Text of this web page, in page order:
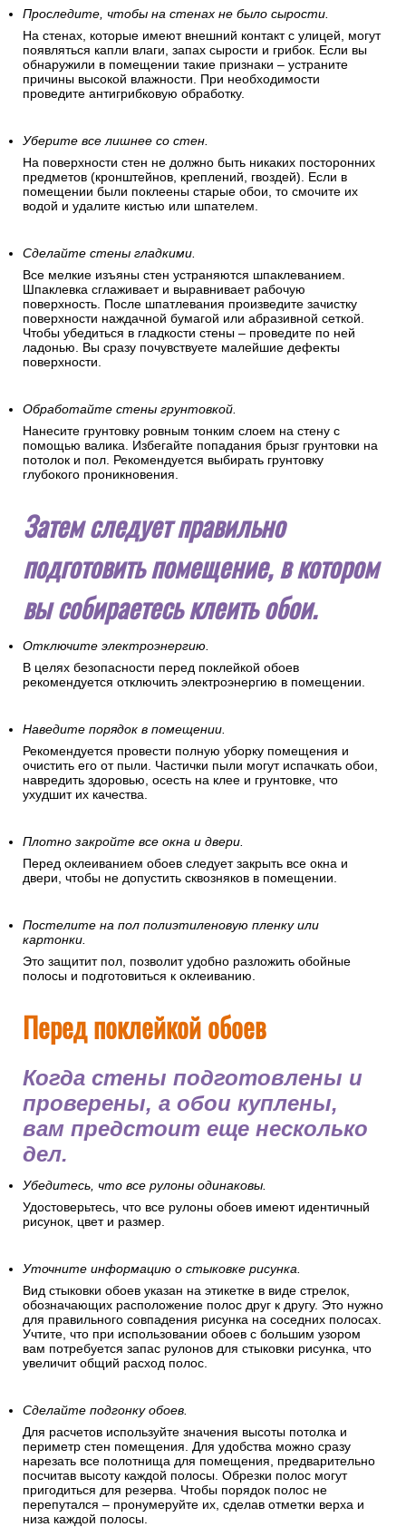
Проследите, чтобы на стенах не было сырости.
На стенах, которые имеют внешний контакт с улицей, могут
появляться капли влаги, запах сырости и грибок. Если вы
обнаружили в помещении такие признаки – устраните
причины высокой влажности. При необходимости
проведите антигрибковую обработку.
Уберите все лишнее со стен.
На поверхности стен не должно быть никаких посторонних
предметов (кронштейнов, креплений, гвоздей). Если в
помещении были поклеены старые обои, то смочите их
водой и удалите кистью или шпателем.
Сделайте стены гладкими.
Все мелкие изъяны стен устраняются шпаклеванием.
Шпаклевка сглаживает и выравнивает рабочую
поверхность. После шпатлевания произведите зачистку
поверхности наждачной бумагой или абразивной сеткой.
Чтобы убедиться в гладкости стены – проведите по ней
ладонью. Вы сразу почувствуете малейшие дефекты
поверхности.
Обработайте стены грунтовкой.
Нанесите грунтовку ровным тонким слоем на стену с
помощью валика. Избегайте попадания брызг грунтовки на
потолок и пол. Рекомендуется выбирать грунтовку
глубокого проникновения.
Затем следует правильно
подготовить помещение, в котором
вы собираетесь клеить обои.
Отключите электроэнергию.
В целях безопасности перед поклейкой обоев
рекомендуется отключить электроэнергию в помещении.
Наведите порядок в помещении.
Рекомендуется провести полную уборку помещения и
очистить его от пыли. Частички пыли могут испачкать обои,
навредить здоровью, осесть на клее и грунтовке, что
ухудшит их качества.
Плотно закройте все окна и двери.
Перед оклеиванием обоев следует закрыть все окна и
двери, чтобы не допустить сквозняков в помещении.
Постелите на пол полиэтиленовую пленку или
картонки.
Это защитит пол, позволит удобно разложить обойные
полосы и подготовиться к оклеиванию.
Перед поклейкой обоев
Когда стены подготовлены и
проверены, а обои куплены,
вам предстоит еще несколько
дел.
Убедитесь, что все рулоны одинаковы.
Удостоверьтесь, что все рулоны обоев имеют идентичный
рисунок, цвет и размер.
Уточните информацию о стыковке рисунка.
Вид стыковки обоев указан на этикетке в виде стрелок,
обозначающих расположение полос друг к другу. Это нужно
для правильного совпадения рисунка на соседних полосах.
Учтите, что при использовании обоев с большим узором
вам потребуется запас рулонов для стыковки рисунка, что
увеличит общий расход полос.
Сделайте подгонку обоев.
Для расчетов используйте значения высоты потолка и
периметр стен помещения. Для удобства можно сразу
нарезать все полотнища для помещения, предварительно
посчитав высоту каждой полосы. Обрезки полос могут
пригодиться для резерва. Чтобы порядок полос не
перепутался – пронумеруйте их, сделав отметки верха и
низа каждой полосы.